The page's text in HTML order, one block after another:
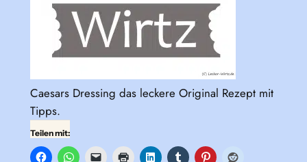
Caesars Dressing das leckere Original Rezept mit
Tipps.
Teilen mit: